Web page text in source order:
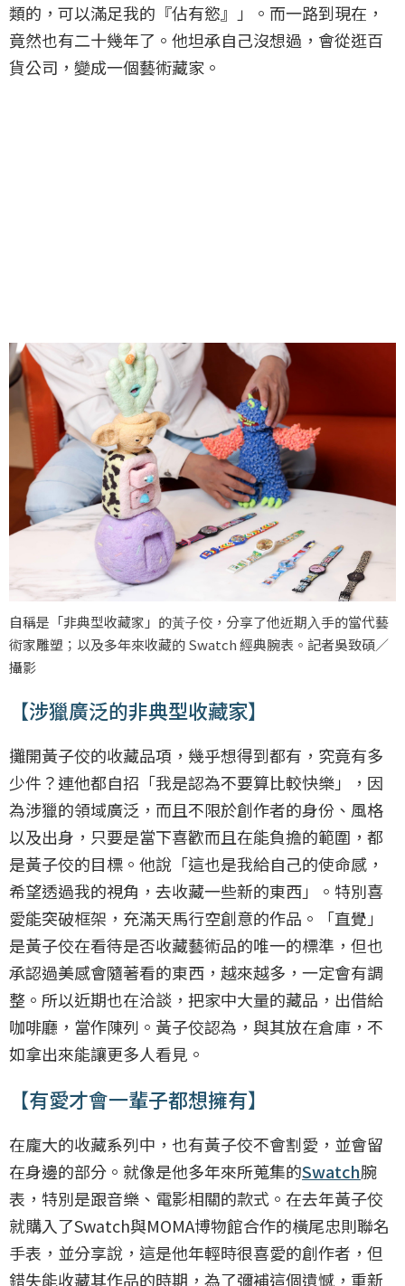
類的，可以滿足我的『佔有慾』」。而一路到現在，
竟然也有二十幾年了。他坦承自己沒想過，會從逛百
貨公司，變成一個藝術藏家。
自稱是「非典型收藏家」的⿈⼦佼，分享了他近期⼊⼿的當代藝
術家雕塑；以及多年來收藏的 Swatch 經典腕表。記者吳致碩／
攝影
【涉獵廣泛的非典型收藏家】
攤開黃子佼的收藏品項，幾乎想得到都有，究竟有多
少件？連他都自招「我是認為不要算比較快樂」，因
為涉獵的領域廣泛，而且不限於創作者的身份、風格
以及出身，只要是當下喜歡而且在能負擔的範圍，都
是黃子佼的目標。他說「這也是我給自己的使命感，
希望透過我的視角，去收藏一些新的東西」。特別喜
愛能突破框架，充滿天馬行空創意的作品。「直覺」
是黃子佼在看待是否收藏藝術品的唯一的標準，但也
承認過美感會隨著看的東西，越來越多，一定會有調
整。所以近期也在洽談，把家中大量的藏品，出借給
咖啡廳，當作陳列。黃子佼認為，與其放在倉庫，不
如拿出來能讓更多人看見。
【有愛才會一輩子都想擁有】
在龐大的收藏系列中，也有黃子佼不會割愛，並會留
在身邊的部分。就像是他多年來所蒐集的Swatch腕
表，特別是跟音樂、電影相關的款式。在去年黃子佼
就購入了Swatch與MOMA博物館合作的橫尾忠則聯名
手表，並分享說，這是他年輕時很喜愛的創作者，但
錯失能收藏其作品的時期，為了彌補這個遺憾，重新